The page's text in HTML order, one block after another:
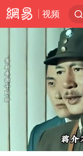
视频
Play
00:00